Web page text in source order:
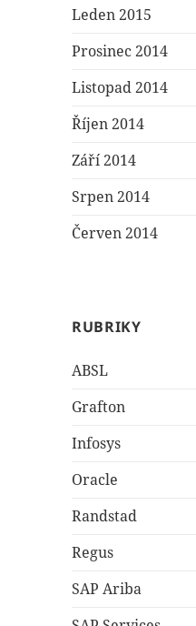
Leden 2015
Prosinec 2014
Listopad 2014
Říjen 2014
Září 2014
Srpen 2014
Červen 2014
RUBRIKY
ABSL
Grafton
Infosys
Oracle
Randstad
Regus
SAP Ariba